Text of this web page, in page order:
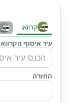
קרוואן
עיר איסוף
החזרה